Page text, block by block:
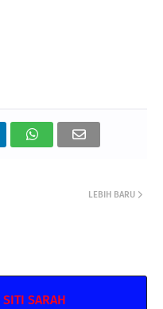
LEBIH BARU
SITI SARAH